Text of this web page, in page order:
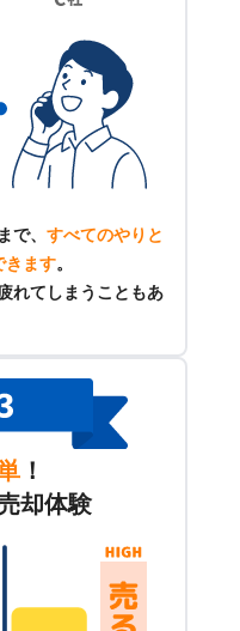
で、 すべてのやりと
きます。
れてしまうこともあ
！
却体験